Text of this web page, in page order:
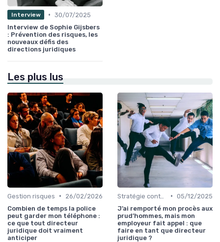
Interview • 30/07/2025
Interview de Sophie Gijsbers
: Prévention des risques, les
nouveaux défis des
directions juridiques
Les plus lus
Gestion risques •
26/02/2026
Combien de temps la police
peut garder mon téléphone :
ce que tout directeur
juridique doit vraiment
anticiper
• 05/12/2025
J’ai remporté mon procès aux
prud’hommes, mais mon
employeur fait appel : que
faire en tant que directeur
juridique ?